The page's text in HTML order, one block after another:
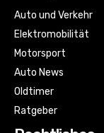
Auto und Verkehr
Elektromobilität
Motorsport
Auto News
Oldtimer
Ratgeber